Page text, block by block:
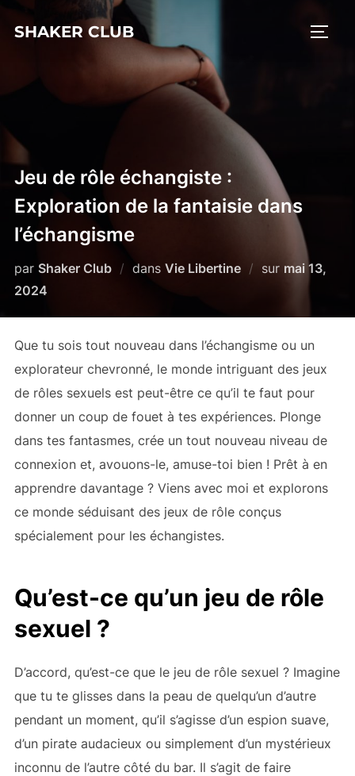
SHAKER CLUB
Jeu de rôle échangiste :
Exploration de la fantaisie dans
l’échangisme
par Shaker Club dans Vie Libertine sur Publié
mai 13,
2024
Que tu sois tout nouveau dans l’échangisme ou un
explorateur chevronné, le monde intriguant des jeux
de rôles sexuels est peut-être ce qu’il te faut pour
donner un coup de fouet à tes expériences. Plonge
dans tes fantasmes, crée un tout nouveau niveau de
connexion et, avouons-le, amuse-toi bien ! Prêt à en
apprendre davantage ? Viens avec moi et explorons
ce monde séduisant des jeux de rôle conçus
spécialement pour les échangistes.
Qu’est-ce qu’un jeu de rôle
sexuel ?
D’accord, qu’est-ce que le jeu de rôle sexuel ? Imagine
que tu te glisses dans la peau de quelqu’un d’autre
pendant un moment, qu’il s’agisse d’un espion suave,
d’un pirate audacieux ou simplement d’un mystérieux
inconnu de l’autre côté du bar. Il s’agit de faire